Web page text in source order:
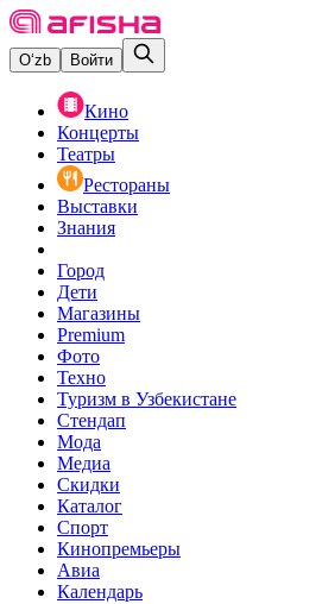
O‘zb Войти
Кино
Концерты
Театры
Рестораны
Выставки
Знания
Город
Дети
Магазины
Premium
Фото
Техно
Туризм в Узбекистане
Стендап
Мода
Медиа
Скидки
Каталог
Спорт
Кинопремьеры
Авиа
Календарь